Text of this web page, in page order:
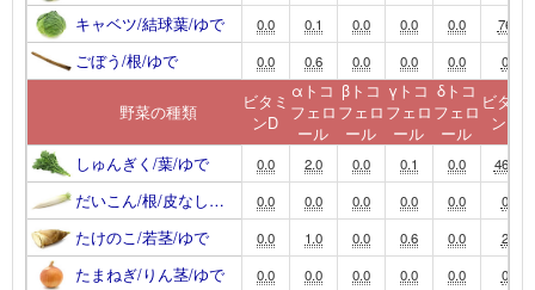
キャベツ/結球葉/ゆで 0.0 0.1 0.0 0.0 0.0 76
ごぼう/根/ゆで 0.0 0.6 0.0 0.0 0.0 0
野菜の種類
ビタミ
ンD
αトコ
フェロ
ール
βトコ
フェロ
ール
γトコ
フェロ
ール
δトコ
フェロ
ール
ビタミ
ンK
しゅんぎく/葉/ゆで
0.0 2.0 0.0 0.1 0.0 460
だいこん/根/皮なし… 0.0 0.0 0.0 0.0 0.0 0
たけのこ/若茎/ゆで 0.0 1.0 0.0 0.6 0.0 2
たまねぎ/りん茎/ゆで 0.0 0.0 0.0 0.0 0.0 0